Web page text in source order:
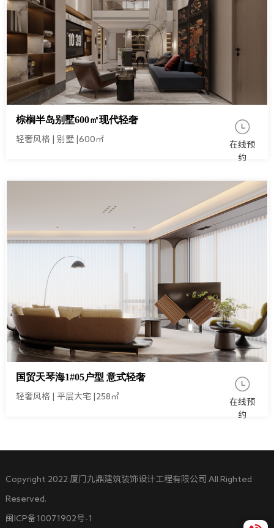
棕榈半岛别墅600㎡现代轻奢
轻奢风格 别墅 |600㎡
在线预
约
国贸天琴海1#05户型 意式轻奢
轻奢风格 平层大宅 258㎡
在线预
约
Copyright 2022 厦门九鼎建筑装饰设计工程有限公司 All Righted
Reserved.
闽ICP备10071902号-1